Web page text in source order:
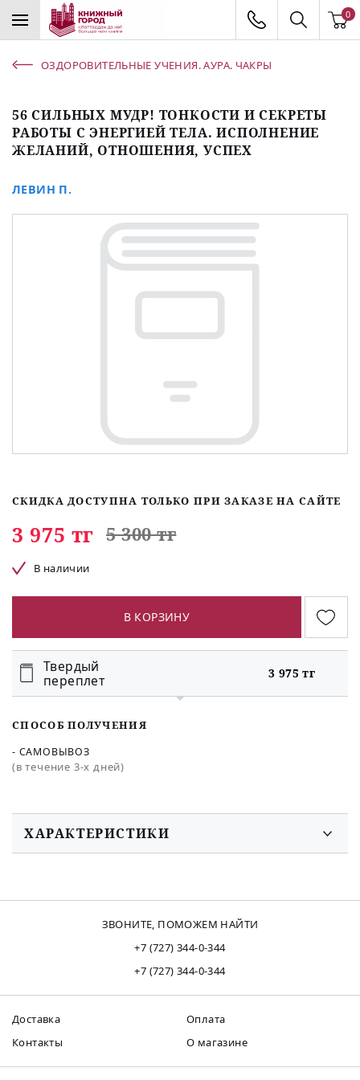
0
ОЗДОРОВИТЕЛЬНЫЕ УЧЕНИЯ. АУРА. ЧАКРЫ
56 СИЛЬНЫХ МУДР! ТОНКОСТИ И СЕКРЕТЫ
РАБОТЫ С ЭНЕРГИЕЙ ТЕЛА. ИСПОЛНЕНИЕ
ЖЕЛАНИЙ, ОТНОШЕНИЯ, УСПЕХ
ЛЕВИН П.
СКИДКА ДОСТУПНА ТОЛЬКО ПРИ ЗАКАЗЕ НА САЙТЕ
3 975 тг 5 300 тг
В наличии
В КОРЗИНУ
Твердый
переплет
3 975 тг
СПОСОБ ПОЛУЧЕНИЯ
- САМОВЫВОЗ
(в течение 3-х дней)
ХАРАКТЕРИСТИКИ
ЗВОНИТЕ, ПОМОЖЕМ НАЙТИ
+7 (727) 344-0-344
+7 (727) 344-0-344
Доставка
Оплата
Контакты
О магазине